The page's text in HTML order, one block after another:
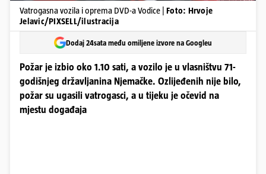
Vatrogasna vozila i oprema DVD-a Vodice | Foto: Hrvoje
Jelavic/PIXSELL/ilustracija
Dodaj 24sata među omiljene izvore na Googleu
Požar je izbio oko 1.10 sati, a vozilo je u vlasništvu 71-
godišnjeg državljanina Njemačke. Ozlijeđenih nije bilo,
požar su ugasili vatrogasci, a u tijeku je očevid na
mjestu događaja